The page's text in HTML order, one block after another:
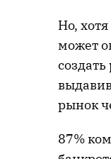
Но,
может
рынок
87%